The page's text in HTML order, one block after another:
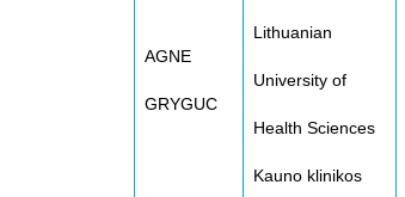
AGNE
GRYGUC
Lithuanian
University of
Health Sciences
Kauno klinikos